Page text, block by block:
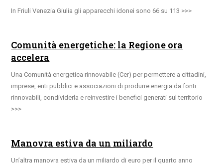
In Friuli Venezia Giulia gli apparecchi idonei sono 66 su 113
Comunità energetiche: la Regione ora
accelera
Una Comunità energetica rinnovabile (Cer) per permettere a cittadini,
imprese, enti pubblici e associazioni di produrre energia da fonti
rinnovabili, condividerla e reinvestire i benefici generati sul territorio
Manovra estiva da un miliardo
Un’altra manovra estiva da un miliardo di euro per il quarto anno